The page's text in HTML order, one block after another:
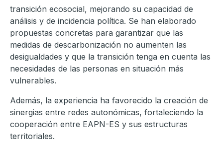
transición ecosocial, mejorando su capacidad de
análisis y de incidencia política. Se han elaborado
propuestas concretas para garantizar que las
medidas de descarbonización no aumenten las
desigualdades y que la transición tenga en cuenta las
necesidades de las personas en situación más
vulnerables.
Además, la experiencia ha favorecido la creación de
sinergias entre redes autonómicas, fortaleciendo la
cooperación entre EAPN-ES y sus estructuras
territoriales.